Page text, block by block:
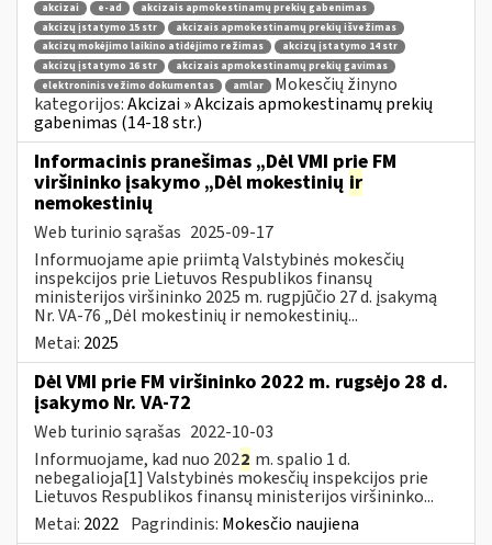
akcizai e-ad
akcizais apmokestinamų prekių gabenimas
akcizų įstatymo 15 str
akcizais apmokestinamų prekių išvežimas
akcizų mokėjimo laikino atidėjimo režimas
akcizų įstatymo 14 str
akcizų įstatymo 16 str
akcizais apmokestinamų prekių gavimas
elektroninis vežimo dokumentas
amlar
Mokesčių žinyno
kategorijos:Akcizai » Akcizais apmokestinamų prekių
gabenimas (14-18 str.)
Informacinis pranešimas „Dėl VMI prie FM
viršininko įsakymo „Dėl mokestinių ir
nemokestinių
Web turinio sąrašas 2025-09-17
Informuojame apie priimtą Valstybinės mokesčių
inspekcijos prie Lietuvos Respublikos finansų
ministerijos viršininko 2025 m. rugpjūčio 27 d. įsakymą
Nr. VA-76 „Dėl mokestinių ir nemokestinių...
Metai: 2025
Dėl VMI prie FM viršininko 2022 m. rugsėjo 28 d.
įsakymo Nr. VA-72
Web turinio sąrašas 2022-10-03
Informuojame, kad nuo 2022 m. spalio 1 d.
nebegalioja[1] Valstybinės mokesčių inspekcijos prie
Lietuvos Respublikos finansų ministerijos viršininko...
Metai: 2022 Pagrindinis: Mokesčio naujiena